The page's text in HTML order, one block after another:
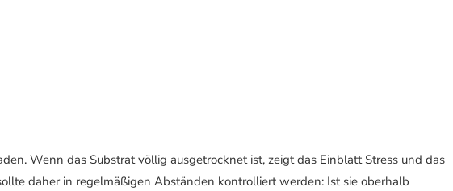
Wenn das Substrat völlig ausgetrocknet ist, zeigt das Einblatt Stress und das
daher in regelmäßigen Abständen kontrolliert werden: Ist sie oberhalb